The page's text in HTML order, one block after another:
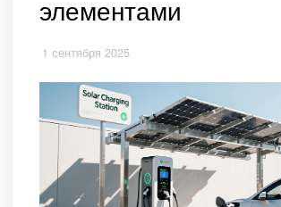
элементами
1 сентября 2025